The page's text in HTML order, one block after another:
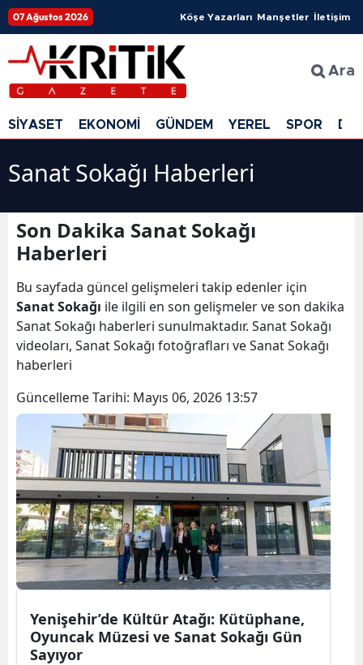
07 Ağustos 2026 Köşe Yazarları Manşetler İletişim
Ara
SİYASET EKONOMİ GÜNDEM YEREL SPOR
Sanat Sokağı Haberleri
Son Dakika Sanat Sokağı
Haberleri
Bu sayfada güncel gelişmeleri takip edenler için
Sanat Sokağı ile ilgili en son gelişmeler ve son dakika
Sanat Sokağı haberleri sunulmaktadır. Sanat Sokağı
videoları, Sanat Sokağı fotoğrafları ve Sanat Sokağı
haberleri
Güncelleme Tarihi: Mayıs 06, 2026 13:57
Yenişehir’de Kültür Atağı: Kütüphane,
Oyuncak Müzesi ve Sanat Sokağı Gün
Sayıyor